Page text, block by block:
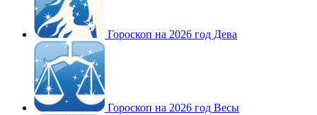
Гороскоп на 2026 год Дева
Гороскоп на 2026 год Весы